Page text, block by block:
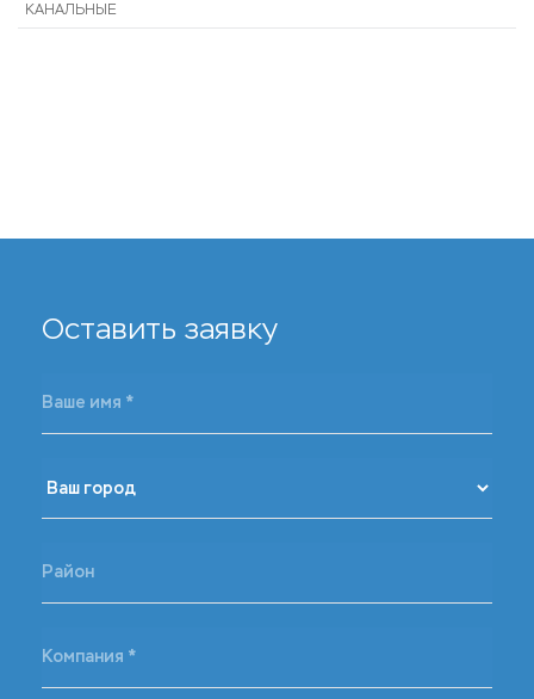
КАНАЛЬНЫЕ
Оставить заявку